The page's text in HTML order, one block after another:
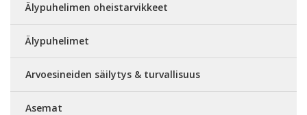
Älypuhelimen oheistarvikkeet
Älypuhelimet
Arvoesineiden säilytys & turvallisuus
Asemat